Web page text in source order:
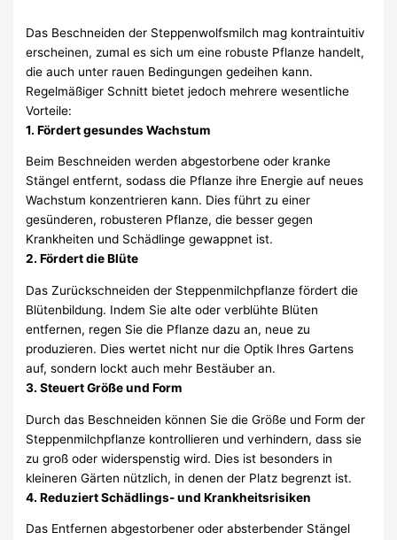
Das Beschneiden der Steppenwolfsmilch mag kontraintuitiv
erscheinen, zumal es sich um eine robuste Pflanze handelt,
die auch unter rauen Bedingungen gedeihen kann.
Regelmäßiger Schnitt bietet jedoch mehrere wesentliche
Vorteile:
1. Fördert gesundes Wachstum
Beim Beschneiden werden abgestorbene oder kranke
Stängel entfernt, sodass die Pflanze ihre Energie auf neues
Wachstum konzentrieren kann. Dies führt zu einer
gesünderen, robusteren Pflanze, die besser gegen
Krankheiten und Schädlinge gewappnet ist.
2. Fördert die Blüte
Das Zurückschneiden der Steppenmilchpflanze fördert die
Blütenbildung. Indem Sie alte oder verblühte Blüten
entfernen, regen Sie die Pflanze dazu an, neue zu
produzieren. Dies wertet nicht nur die Optik Ihres Gartens
auf, sondern lockt auch mehr Bestäuber an.
3. Steuert Größe und Form
Durch das Beschneiden können Sie die Größe und Form der
Steppenmilchpflanze kontrollieren und verhindern, dass sie
zu groß oder widerspenstig wird. Dies ist besonders in
kleineren Gärten nützlich, in denen der Platz begrenzt ist.
4. Reduziert Schädlings- und Krankheitsrisiken
Das Entfernen abgestorbener oder absterbender Stängel